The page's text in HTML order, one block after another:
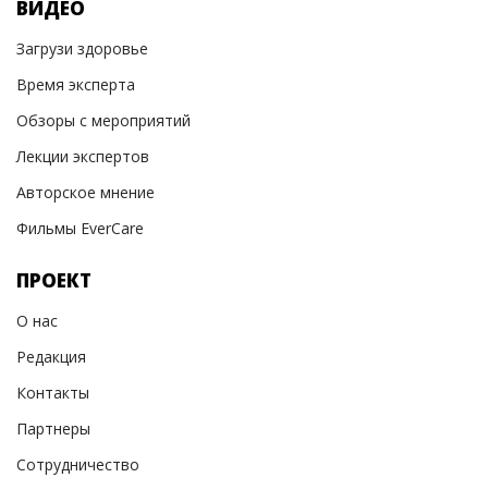
ВИДЕО
Загрузи здоровье
Время эксперта
Обзоры с мероприятий
Лекции экспертов
Авторское мнение
Фильмы EverCare
ПРОЕКТ
О нас
Редакция
Контакты
Партнеры
Сотрудничество